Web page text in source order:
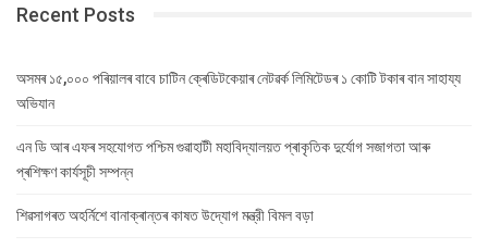
Recent Posts
অসমৰ ১৫,০০০ পৰিয়ালৰ বাবে চাটিন ক্ৰেডিটকেয়াৰ নেটৱৰ্ক লিমিটেডৰ ১ কোটি টকাৰ বান সাহায্য
অভিযান
এন ডি আৰ এফৰ সহযোগত পশ্চিম গুৱাহাটী মহাবিদ্যালয়ত প্ৰাকৃতিক দুৰ্যোগ সজাগতা আৰু
প্ৰশিক্ষণ কাৰ্যসূচী সম্পন্ন
শিৱসাগৰত অহৰ্নিশে বানাক্ৰান্তৰ কাষত উদ্যোগ মন্ত্রী বিমল বড়া